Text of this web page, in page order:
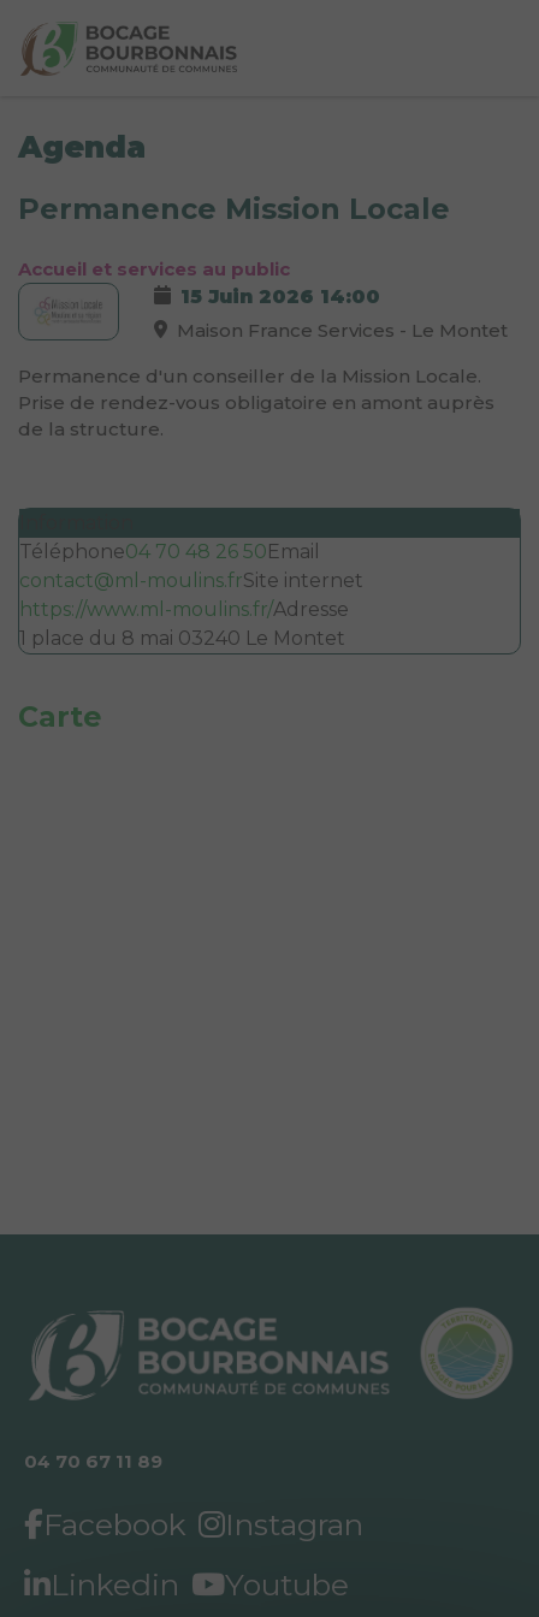
Agenda
Permanence Mission Locale
Accueil et services au public
15 Juin 2026 14:00
Maison France Services - Le Montet
Permanence d'un conseiller de la Mission Locale.
Prise de rendez-vous obligatoire en amont auprès
de la structure.
Téléphone04 70 48 26 50Email
contact@ml-moulins.frSite internet
https://www.ml-moulins.fr/Adresse
1 place du 8 mai 03240 Le Montet
Carte
04 70 67 11 89
Facebook
Instagran
Linkedin
Youtube